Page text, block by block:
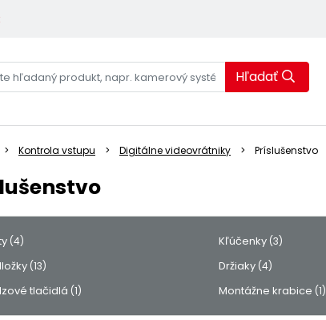
Hľadať
Kontrola vstupu Digitálne videovrátniky Príslušenstvo
(4) Kľúčenky (3)
(13) Držiaky (4)
tlačidlá (1) Montážne krabice (1)